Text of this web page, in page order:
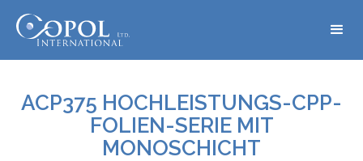
ACP375 HOCHLEISTUNGS-CPP-
FOLIEN-SERIE MIT
MONOSCHICHT